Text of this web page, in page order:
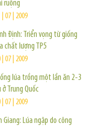
ruộng
| 07 | 2009
Định: Triển vọng từ giống
chất lượng TP5
| 07 | 2009
lúa trồng một lần ăn 2-3
ở Trung Quốc
| 07 | 2009
Giang: Lúa ngập do công